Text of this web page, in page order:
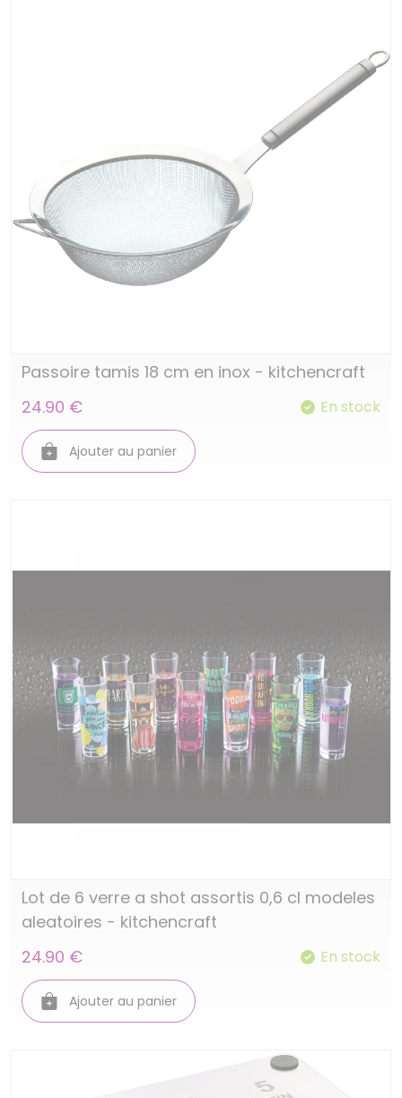
Passoire tamis 18 cm en inox - kitchencraft
24.90 €
En stock
Ajouter au panier
Lot de 6 verre a shot assortis 0,6 cl modeles
aleatoires - kitchencraft
24.90 €
En stock
Ajouter au panier